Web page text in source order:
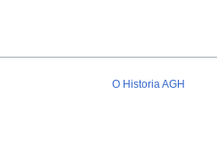
O Historia AGH